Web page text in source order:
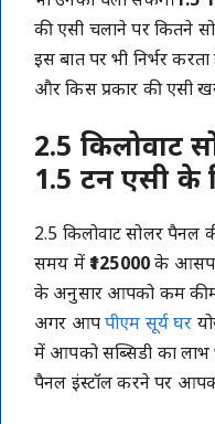
की एसी चलाने पर कितने
इस बात पर भी निर्भर
और किस प्रकार की एसी
2.5 किलोवाट
1.5 टन एसी के
2.5 किलोवाट सोलर पैनल
समय में ₹125000के
के अनुसार आपको कम
अगर आपपीएम सूर्य घर
में आपको सब्सिडी का लाभ
पैनल इंस्टॉल करने पर आपको